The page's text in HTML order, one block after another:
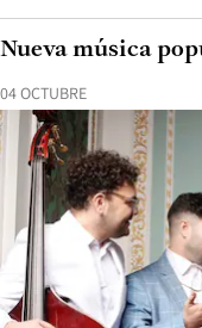
04 OCTUBRE
Nueva música